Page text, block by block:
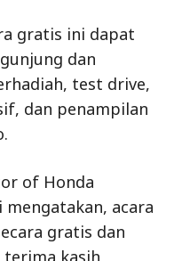
gratis ini dapat
dan
test drive,
dan penampilan
of Honda
acara
gratis dan
terima kasih